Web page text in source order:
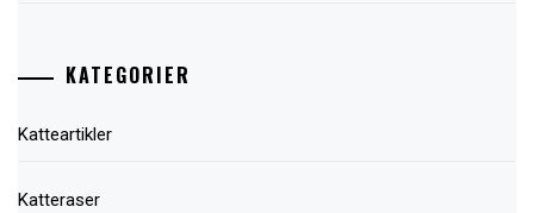
KATEGORIER
Katteartikler
Katteraser